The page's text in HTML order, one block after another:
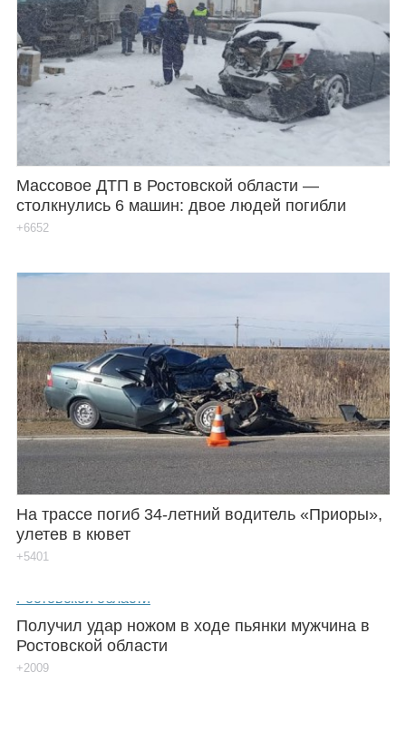
Массовое ДТП в Ростовской области —
столкнулись 6 машин: двое людей погибли
+6652
На трассе погиб 34-летний водитель «Приоры»,
улетев в кювет
+5401
Получил удар ножом в ходе пьянки мужчина в
Ростовской области
+2009